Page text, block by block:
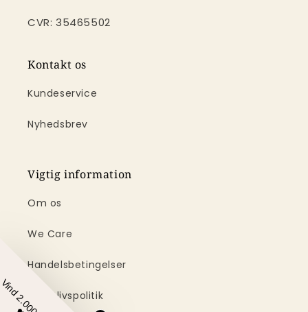
CVR: 35465502
Kontakt os
Kundeservice
Nyhedsbrev
Vigtig information
Om os
We Care
Handelsbetingelser
Privatlivspolitik